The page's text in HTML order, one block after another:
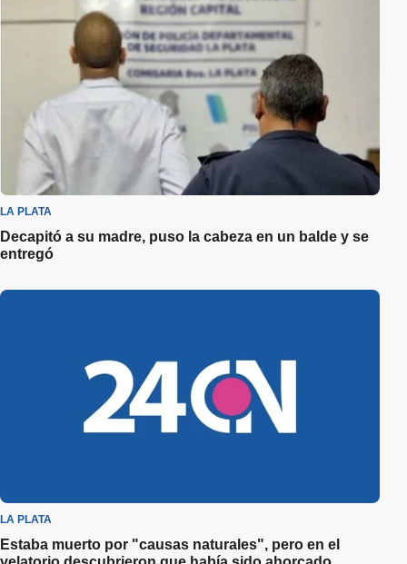
LA PLATA
Decapitó a su madre, puso la cabeza en un balde y se
entregó
LA PLATA
Estaba muerto por "causas naturales", pero en el